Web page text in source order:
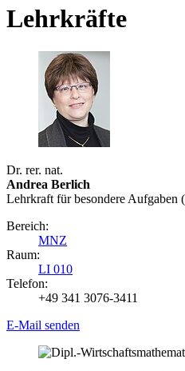
Lehrkräfte
Dr. rer. nat.
Andrea Berlich
Lehrkraft für besondere Aufgaben
Bereich:
MNZ
Raum:
LI 010
Telefon:
+49 341 3076-3411
E-Mail senden